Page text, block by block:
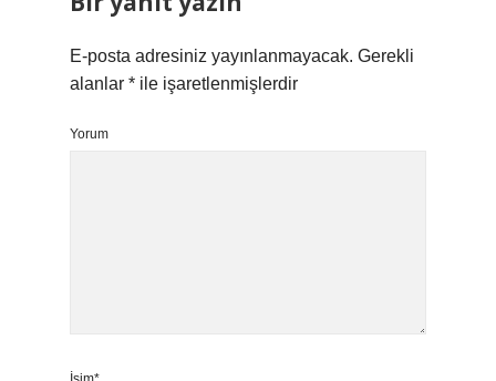
E-posta adresiniz yayınlanmayacak. Gerekli
alanlar * ile işaretlenmişlerdir
Yorum